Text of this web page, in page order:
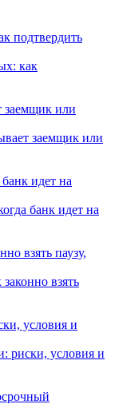
как
заемщик или
банк идет на
взять
риски, условия и